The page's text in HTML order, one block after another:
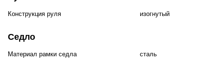
Конструкция руля изогнутый
Седло
Материал рамки седла сталь